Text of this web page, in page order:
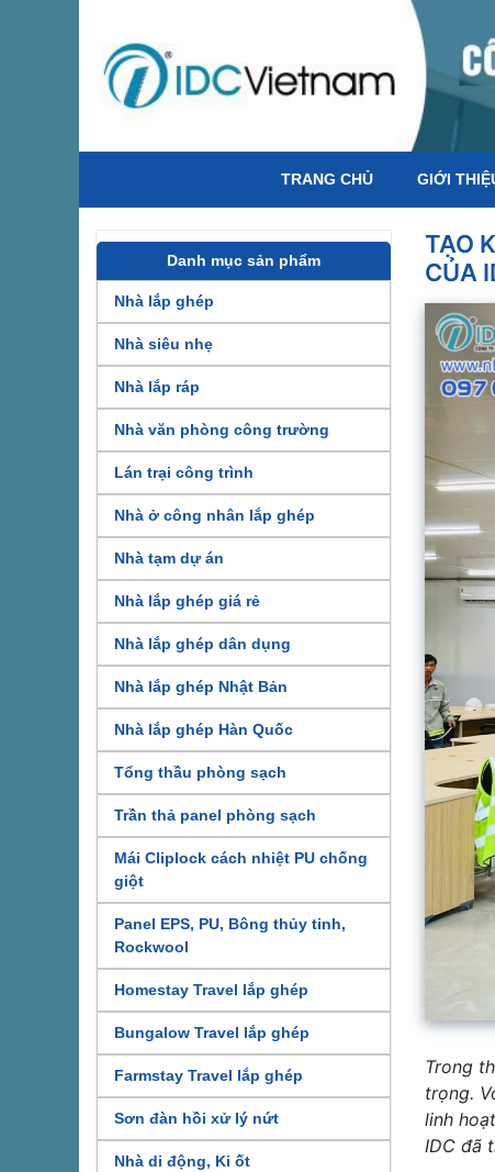
TRANG CHỦ GIỚI
Danh mục sản phẩm
Nhà lắp ghép
Nhà siêu nhẹ
Nhà lắp ráp
Nhà văn phòng công trường
Lán trại công trình
Nhà ở công nhân lắp ghép
Nhà tạm dự án
Nhà lắp ghép giá rẻ
Nhà lắp ghép dân dụng
Nhà lắp ghép Nhật Bản
Nhà lắp ghép Hàn Quốc
Tổng thầu phòng sạch
Trần thả panel phòng sạch
Mái Cliplock cách nhiệt PU chống
giột
Panel EPS, PU, Bông thủy tinh,
Rockwool
Homestay Travel lắp ghép
Bungalow Travel lắp ghép
Farmstay Travel lắp ghép
Sơn đàn hồi xử lý nứt
Nhà di động, Ki ốt
TẠO
CỦA
Trong
trọng.
linh
IDC đã